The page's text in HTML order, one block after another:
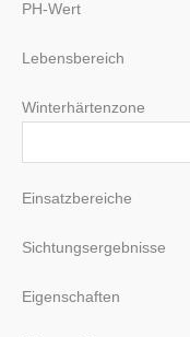
PH-Wert
Lebensbereich
Winterhärtenzone
Einsatzbereiche
Sichtungsergebnisse
Eigenschaften